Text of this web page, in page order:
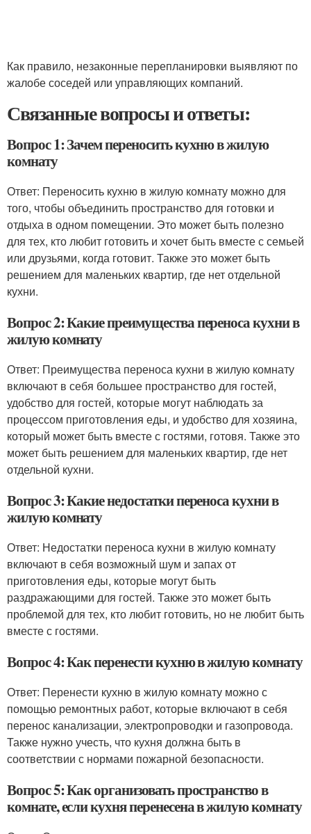
Как правило, незаконные перепланировки выявляют по
жалобе соседей или управляющих компаний.
Связанные вопросы и ответы:
Вопрос 1: Зачем переносить кухню в жилую
комнату
Ответ: Переносить кухню в жилую комнату можно для
того, чтобы объединить пространство для готовки и
отдыха в одном помещении. Это может быть полезно
для тех, кто любит готовить и хочет быть вместе с семьей
или друзьями, когда готовит. Также это может быть
решением для маленьких квартир, где нет отдельной
кухни.
Вопрос 2: Какие преимущества переноса кухни в
жилую комнату
Ответ: Преимущества переноса кухни в жилую комнату
включают в себя большее пространство для гостей,
удобство для гостей, которые могут наблюдать за
процессом приготовления еды, и удобство для хозяина,
который может быть вместе с гостями, готовя. Также это
может быть решением для маленьких квартир, где нет
отдельной кухни.
Вопрос 3: Какие недостатки переноса кухни в
жилую комнату
Ответ: Недостатки переноса кухни в жилую комнату
включают в себя возможный шум и запах от
приготовления еды, которые могут быть
раздражающими для гостей. Также это может быть
проблемой для тех, кто любит готовить, но не любит быть
вместе с гостями.
Вопрос 4: Как перенести кухню в жилую комнату
Ответ: Перенести кухню в жилую комнату можно с
помощью ремонтных работ, которые включают в себя
перенос канализации, электропроводки и газопровода.
Также нужно учесть, что кухня должна быть в
соответствии с нормами пожарной безопасности.
Вопрос 5: Как организовать пространство в
комнате, если кухня перенесена в жилую комнату